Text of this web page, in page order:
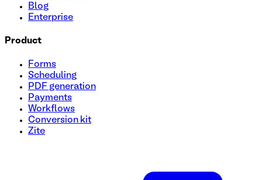
Cree un proceso fluido para reclutar afiliados con
Blog
Enterprise
Product
Forms
Scheduling
PDF generation
Payments
Workflows
Conversion kit
Zite